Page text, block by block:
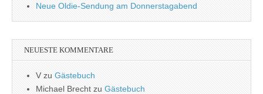
Neue Oldie-Sendung am Donnerstagabend
NEUESTE KOMMENTARE
V zu Gästebuch
Michael Brecht zu Gästebuch